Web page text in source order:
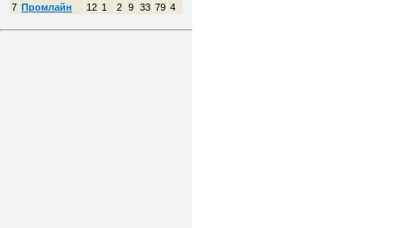
7 Промлайн 12 1 2 9 33 79 4